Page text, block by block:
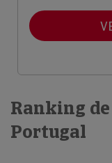
Ranking
Portugal